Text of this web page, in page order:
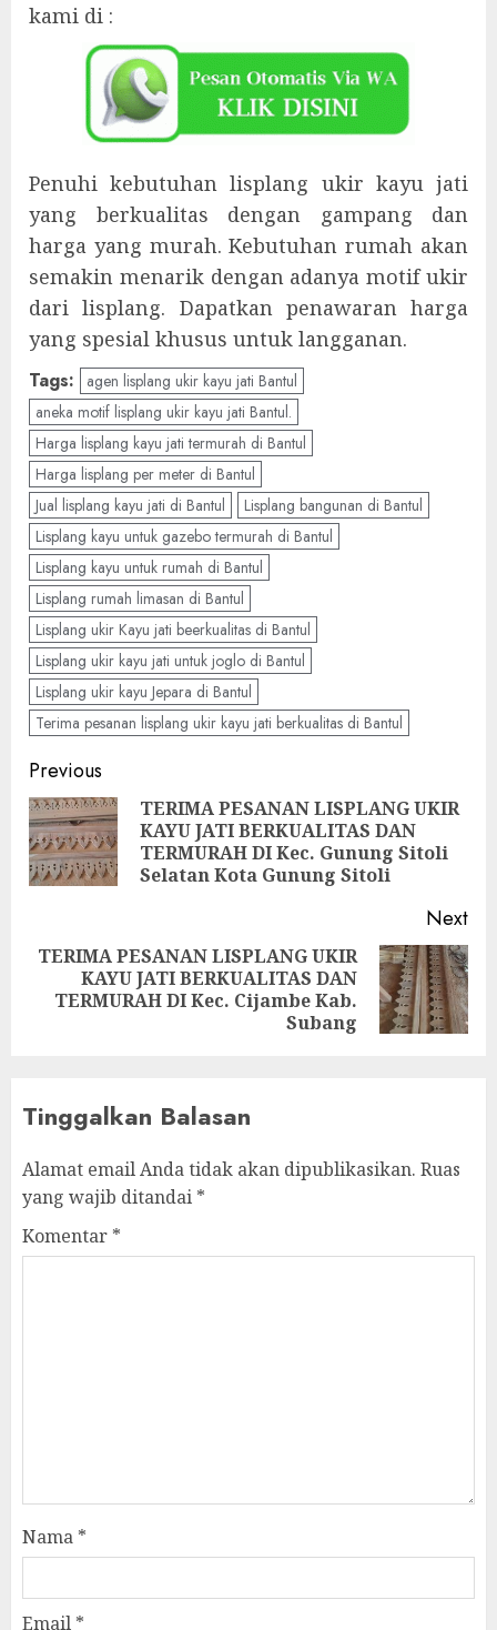
kami di :
Penuhi kebutuhan lisplang ukir kayu jati
yang berkualitas dengan gampang dan
harga yang murah. Kebutuhan rumah akan
semakin menarik dengan adanya motif ukir
dari lisplang. Dapatkan penawaran harga
yang spesial khusus untuk langganan.
Tags:
agen lisplang ukir kayu jati Bantul
aneka motif lisplang ukir kayu jati Bantul.
Harga lisplang kayu jati termurah di Bantul
Harga lisplang per meter di Bantul
Jual lisplang kayu jati di Bantul
Lisplang bangunan di Bantul
Lisplang kayu untuk gazebo termurah di Bantul
Lisplang kayu untuk rumah di Bantul
Lisplang rumah limasan di Bantul
Lisplang ukir Kayu jati beerkualitas di Bantul
Lisplang ukir kayu jati untuk joglo di Bantul
Lisplang ukir kayu Jepara di Bantul
Terima pesanan lisplang ukir kayu jati berkualitas di Bantul
Previous
TERIMA PESANAN LISPLANG UKIR
KAYU JATI BERKUALITAS DAN
TERMURAH DI Kec. Gunung Sitoli
Selatan Kota Gunung Sitoli
Next
TERIMA PESANAN LISPLANG UKIR
KAYU JATI BERKUALITAS DAN
TERMURAH DI Kec. Cijambe Kab.
Subang
Tinggalkan Balasan
Alamat email Anda tidak akan dipublikasikan. Ruas
yang wajib ditandai *
Komentar *
Nama *
Email *